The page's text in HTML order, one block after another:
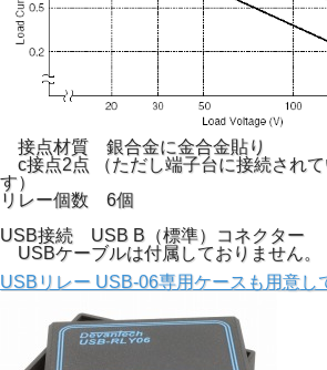
接点材質 銀合金に金合金貼り
c接点2点 （ただし端子台に接続され
す）
リレー個数 6個
USB接続 USB B（標準）コネクター
USBケーブルは付属しておりません。
USBリレー USB-06専用ケースも用意し